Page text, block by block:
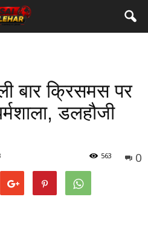
बार क्रिसमस पर
डलहौजी
0
563